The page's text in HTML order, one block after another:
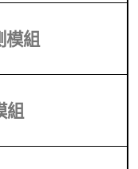
模組
組